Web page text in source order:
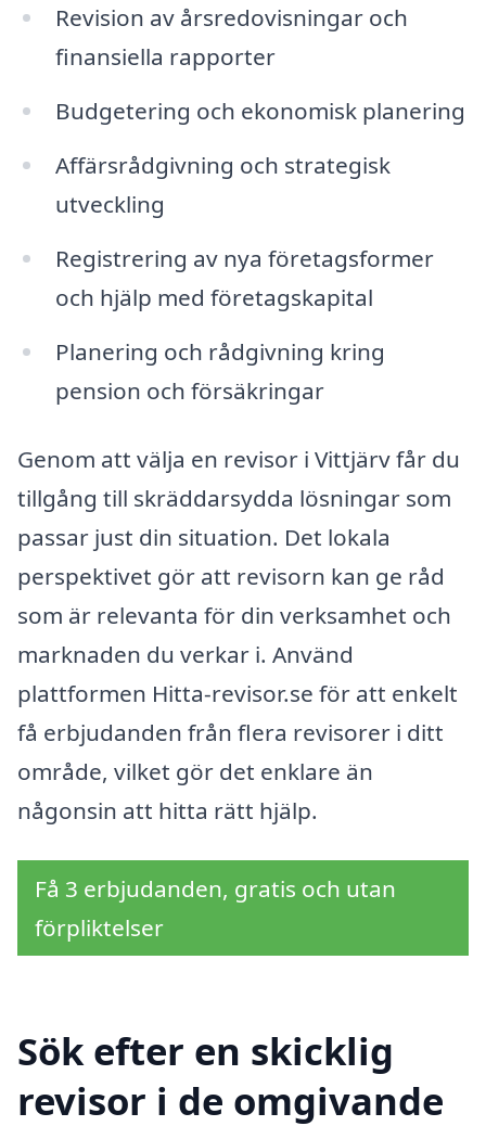
Revision av årsredovisningar och
finansiella rapporter
Budgetering och ekonomisk planering
Affärsrådgivning och strategisk
utveckling
Registrering av nya företagsformer
och hjälp med företagskapital
Planering och rådgivning kring
pension och försäkringar
Genom att välja en revisor i Vittjärv får du
tillgång till skräddarsydda lösningar som
passar just din situation. Det lokala
perspektivet gör att revisorn kan ge råd
som är relevanta för din verksamhet och
marknaden du verkar i. Använd
plattformen Hitta-revisor.se för att enkelt
få erbjudanden från flera revisorer i ditt
område, vilket gör det enklare än
någonsin att hitta rätt hjälp.
Få 3 erbjudanden, gratis och utan
förpliktelser
Sök efter en skicklig
revisor i de omgivande